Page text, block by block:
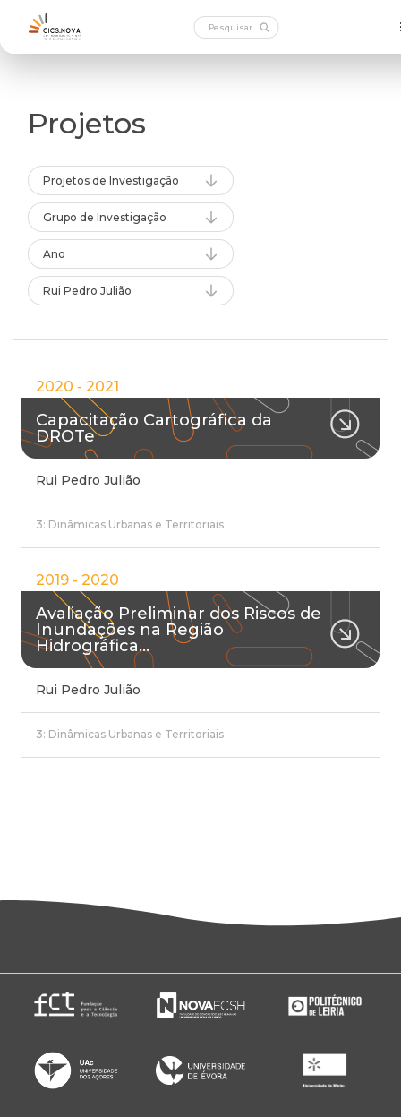
Projetos
Projetos de Investigação
Grupo de Investigação
Ano
Rui Pedro Julião
2020 - 2021
Capacitação Cartográfica da
DROTe
Rui Pedro Julião
3: Dinâmicas Urbanas e Territoriais
2019 - 2020
Avaliação Preliminar dos Riscos de
Inundações na Região
Hidrográfica…
Rui Pedro Julião
3: Dinâmicas Urbanas e Territoriais